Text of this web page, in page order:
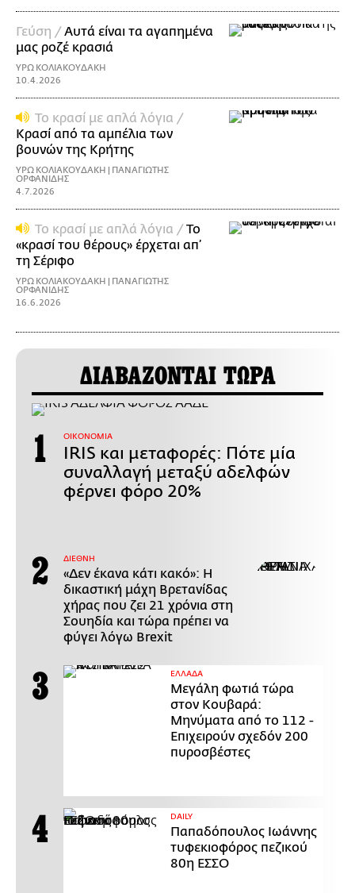
Γεύση /Αυτά είναι τα αγαπημένα
μας ροζέ κρασιά
ΥΡΩ ΚΟΛΙΑΚΟΥΔΑΚΗ
10.4.2026
Το κρασί με απλά λόγια /
Κρασί από τα αμπέλια των
βουνών της Κρήτης
ΥΡΩ ΚΟΛΙΑΚΟΥΔΑΚΗ | ΠΑΝΑΓΙΩΤΗΣ
ΟΡΦΑΝΙΔΗΣ
4.7.2026
Το κρασί με απλά λόγια /Το
«κρασί του θέρους» έρχεται απ’
τη Σέριφο
ΥΡΩ ΚΟΛΙΑΚΟΥΔΑΚΗ | ΠΑΝΑΓΙΩΤΗΣ
ΟΡΦΑΝΙΔΗΣ
16.6.2026
ΔΙΑΒΑΖΟΝΤΑΙ ΤΩΡΑ
ΟΙΚΟΝΟΜΙΑ
IRIS και μεταφορές: Πότε μία
συναλλαγή μεταξύ αδελφών
φέρνει φόρο 20%
ΔΙΕΘΝΗ
«Δεν έκανα κάτι κακό»: Η
δικαστική μάχη Βρετανίδας
χήρας που ζει 21 χρόνια στη
Σουηδία και τώρα πρέπει να
φύγει λόγω Brexit
ΕΛΛΑΔΑ
Μεγάλη φωτιά τώρα
στον Κουβαρά:
Μηνύματα από το 112 -
Επιχειρούν σχεδόν 200
πυροσβέστες
DAILY
Παπαδόπουλος Ιωάννης
τυφεκιοφόρος πεζικού
80η ΕΣΣΟ